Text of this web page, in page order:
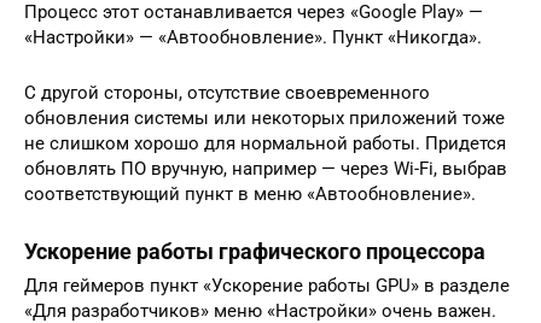
Процесс этот останавливается через «Google Play» —
«Настройки» — «Автообновление». Пункт «Никогда».
С другой стороны, отсутствие своевременного
обновления системы или некоторых приложений тоже
не слишком хорошо для нормальной работы. Придется
обновлять ПО вручную, например — через Wi-Fi, выбрав
соответствующий пункт в меню «Автообновление».
Ускорение работы графического процессора
Для геймеров пункт «Ускорение работы GPU» в разделе
«Для разработчиков» меню «Настройки» очень важен.